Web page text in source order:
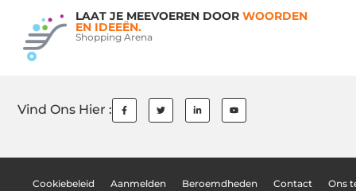
LAAT JE MEEVOEREN DOOR WOORDEN
EN IDEEËN.
Shopping Arena
Vind Ons Hier :
Cookiebeleid Aanmelden Beroemdheden Contact Ons